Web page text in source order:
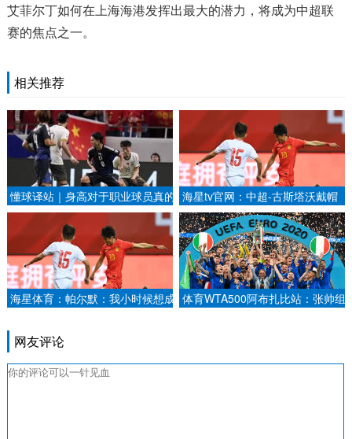
艾菲尔丁如何在上海海港发挥出最大的潜力，将成为中超联
赛的焦点之一。
相关推荐
懂球译站｜身高对于职业球员真的
重要吗？.
海星tv官网：中超-古斯塔沃戴帽
武磊传射 海港5-0海牛取13连胜.
海星体育：帕尔默：我小时候想成
体育WTA500阿布扎比站：张帅组
网友评论